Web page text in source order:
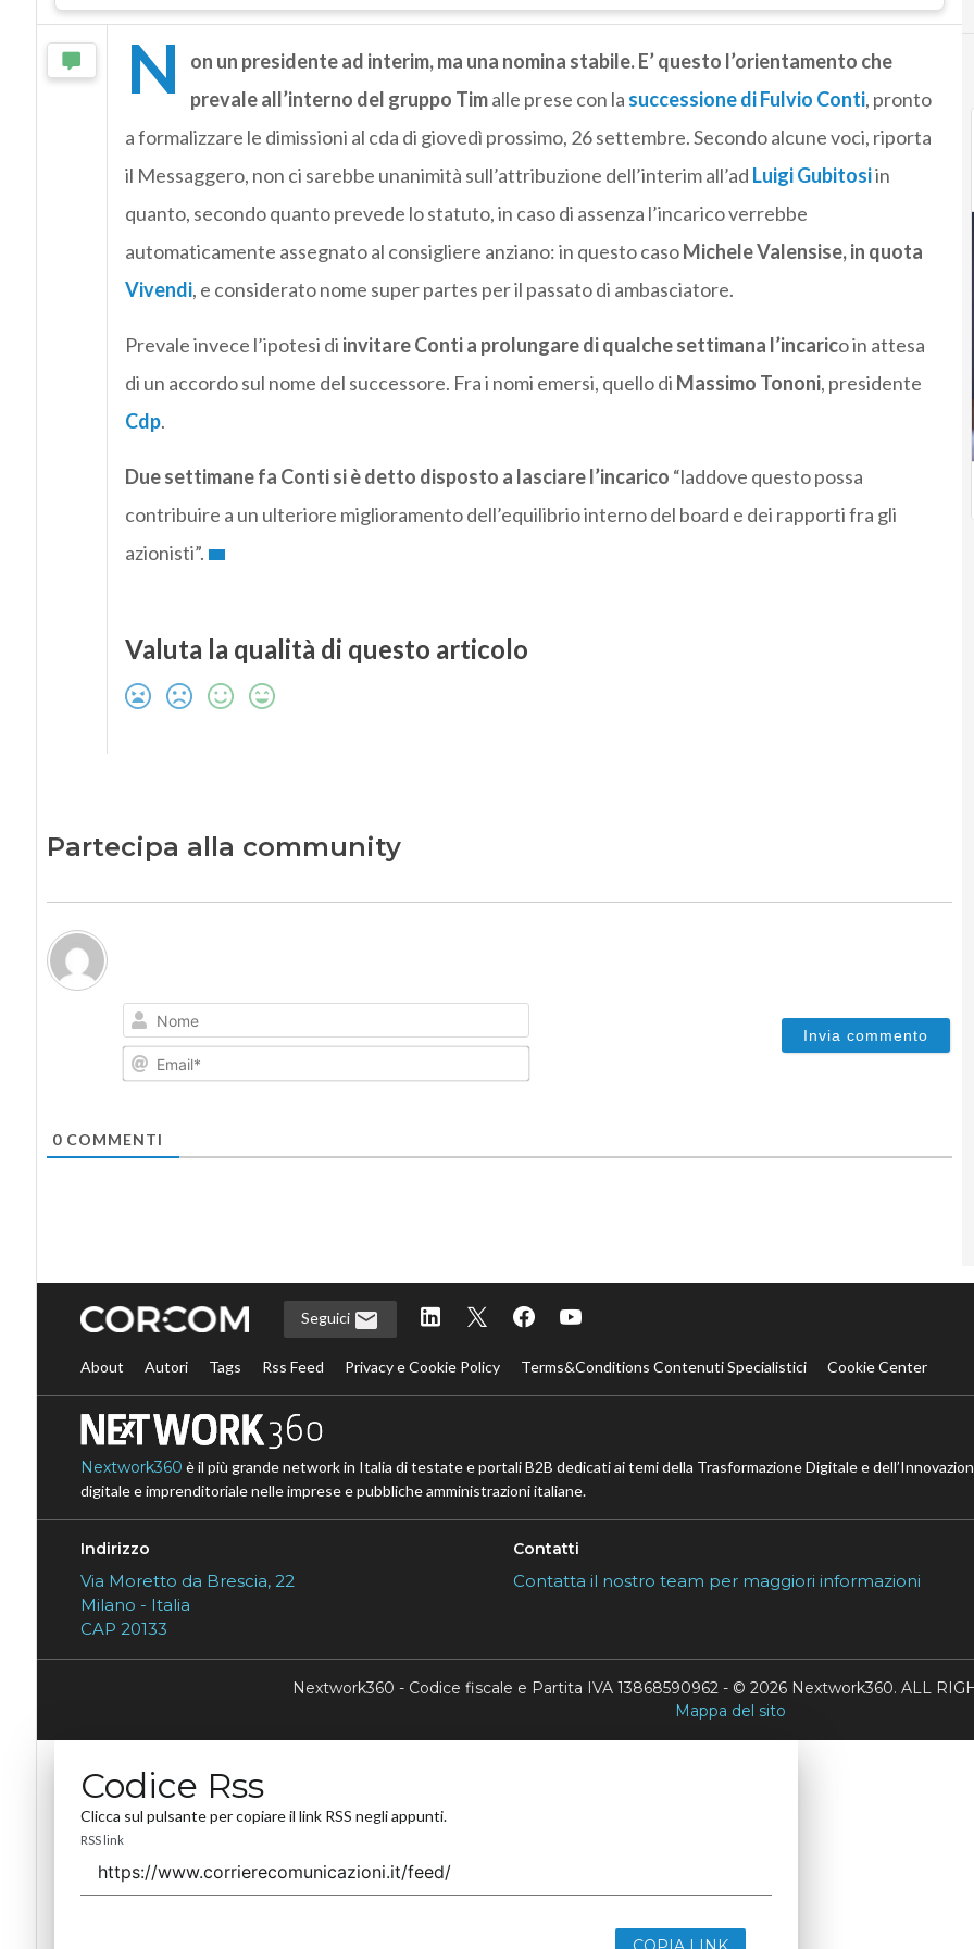
N
on un presidente ad interim, ma una nomina stabile. E’ questo l’orientamento che
prevale all’interno del gruppo Timalle prese con la successione di Fulvio Conti, pronto
a formalizzare le dimissioni al cda di giovedì prossimo, 26 settembre. Secondo alcune voci, riporta
il Messaggero, non ci sarebbe unanimità sull’attribuzione dell’interim all’ad Luigi Gubitosiin
quanto, secondo quanto prevede lo statuto, in caso di assenza l’incarico verrebbe
automaticamente assegnato al consigliere anziano: in questo casoMichele Valensise, in quota
Vivendi, e considerato nome super partes per il passato di ambasciatore.
Prevale invece l’ipotesi di invitare Conti a prolungare di qualche settimana l’incarico in attesa
di un accordo sul nome del successore. Fra i nomi emersi, quello di Massimo Tononi, presidente
Cdp.
Due settimane fa Conti si è detto disposto a lasciare l’incarico “laddove questo possa
contribuire a un ulteriore miglioramento dell’equilibrio interno del board e dei rapporti fra gli
azionisti”.
Valuta la qualità di questo articolo
Partecipa alla community
Nome
Email*
0COMMENTI
Seguici
About Autori Tags Rss Feed Privacy e Cookie Policy Terms&Conditions Contenuti Specialistici Cookie Center
Nextwork360 è il più grande network in Italia di testate e portali B2B dedicati ai temi della Trasformazione Digitale e
digitale e imprenditoriale nelle imprese e pubbliche amministrazioni italiane.
Indirizzo
Via Moretto da Brescia, 22
Milano - Italia
CAP 20133
Contatti
Contatta il nostro team per maggiori informazioni
Nextwork360 - Codice fiscale e Partita IVA 13868590962 - © 2026 Nextwork360. ALL
Mappa del sito
Codice Rss
Clicca sul pulsante per copiare il link RSS negli appunti.
RSS link